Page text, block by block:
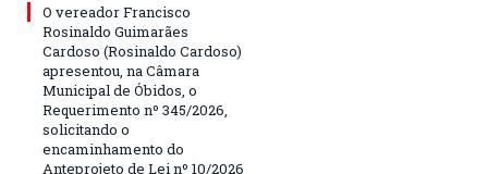
O vereador Francisco
Rosinaldo Guimarães
Cardoso (Rosinaldo Cardoso)
apresentou, na Câmara
Municipal de Óbidos, o
Requerimento nº 345/2026,
solicitando o
encaminhamento do
Anteprojeto de Lei nº 10/2026